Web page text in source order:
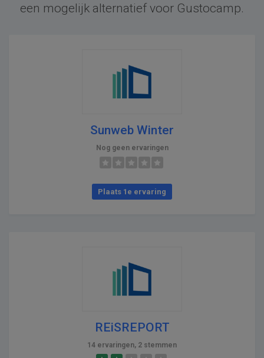
een mogelijk alternatief voor Gustocamp.
Sunweb Winter
Nog geen ervaringen
Plaats 1e ervaring
REiSREPORT
14 ervaringen, 2 stemmen